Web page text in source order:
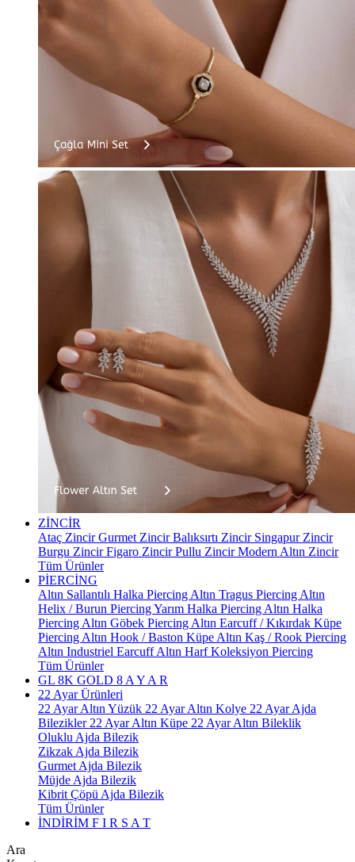
ZİNCİR
Ataç ZincirGurmet ZincirBalıksırtı Zincir Singapur Zincir
Burgu ZincirFigaro ZincirPullu ZincirModern Altın Zincir
Tüm Ürünler
PİERCİNG
Altın Sallantılı Halka Piercing Altın Tragus Piercing Altın
Helix / Burun PiercingYarım Halka Piercing Altın Halka
Piercing Altın Göbek Piercing Altın Earcuff / Kıkırdak Küpe
Piercing Altın Hook / Baston Küpe Altın Kaş / Rook Piercing
Altın Industriel EarcuffAltın Harf Koleksiyon Piercing
Tüm Ürünler
GL 8K GOLD 8 A Y A R
22 Ayar Ürünleri
22 Ayar Altın Yüzük 22 Ayar Altın Kolye 22 Ayar Ajda
Bilezikler 22 Ayar Altın Küpe 22 Ayar Altın Bileklik
Oluklu Ajda Bilezik
Zikzak Ajda Bilezik
Gurmet Ajda Bilezik
Müjde Ajda Bilezik
Kibrit Çöpü Ajda Bilezik
Tüm Ürünler
İNDİRİM F I R S A T
Ara